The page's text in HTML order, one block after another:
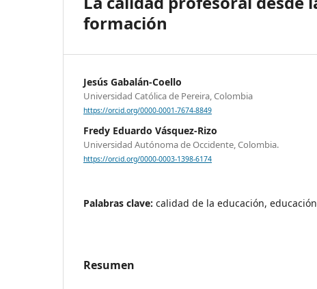
formación
Jesús Gabalán-Coello
Universidad Católica de Pereira, Colombia
https://orcid.org/0000-0001-7674-8849
Fredy Eduardo Vásquez-Rizo
Universidad Autónoma de Occidente, Colombia.
https://orcid.org/0000-0003-1398-6174
Palabras clave: calidad de la educación,
Resumen